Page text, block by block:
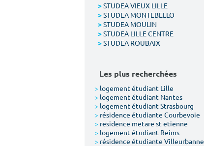
>STUDEA VIEUX LILLE
>STUDEA MONTEBELLO
>STUDEA MOULIN
>STUDEA LILLE CENTRE
>STUDEA ROUBAIX
Les plus recherchées
> logement étudiant Lille
> logement étudiant Nantes
> logement étudiant Strasbourg
> résidence étudiante Courbevoie
> residence metare st etienne
> logement étudiant Reims
> résidence étudiante Villeurbanne